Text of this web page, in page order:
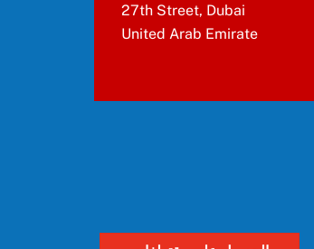
27th Street, Dubai
United Arab Emirate